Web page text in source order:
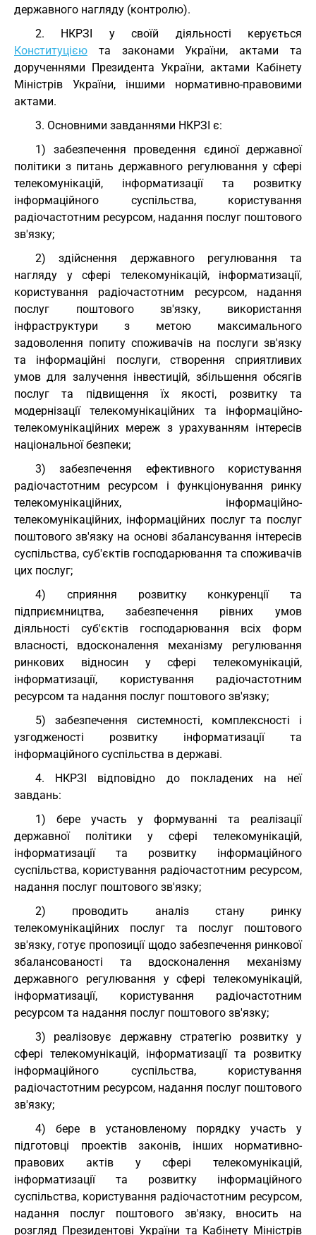
державного нагляду (контролю).
2. НКРЗІ у своїй діяльності керується
Конституцією та законами України, актами та
дорученнями Президента України, актами Кабінету
Міністрів України, іншими нормативно-правовими
актами.
3. Основними завданнями НКРЗІ є:
1) забезпечення проведення єдиної державної
політики з питань державного регулювання у сфері
телекомунікацій, інформатизації та розвитку
інформаційного суспільства, користування
радіочастотним ресурсом, надання послуг поштового
зв'язку;
2) здійснення державного регулювання та
нагляду у сфері телекомунікацій, інформатизації,
користування радіочастотним ресурсом, надання
послуг поштового зв'язку, використання
інфраструктури з метою максимального
задоволення попиту споживачів на послуги зв'язку
та інформаційні послуги, створення сприятливих
умов для залучення інвестицій, збільшення обсягів
послуг та підвищення їх якості, розвитку та
модернізації телекомунікаційних та інформаційно-
телекомунікаційних мереж з урахуванням інтересів
національної безпеки;
3) забезпечення ефективного користування
радіочастотним ресурсом і функціонування ринку
телекомунікаційних, інформаційно-
телекомунікаційних, інформаційних послуг та послуг
поштового зв'язку на основі збалансування інтересів
суспільства, суб'єктів господарювання та споживачів
цих послуг;
4) сприяння розвитку конкуренції та
підприємництва, забезпечення рівних умов
діяльності суб'єктів господарювання всіх форм
власності, вдосконалення механізму регулювання
ринкових відносин у сфері телекомунікацій,
інформатизації, користування радіочастотним
ресурсом та надання послуг поштового зв'язку;
5) забезпечення системності, комплексності і
узгодженості розвитку інформатизації та
інформаційного суспільства в державі.
4. НКРЗІ відповідно до покладених на неї
завдань:
1) бере участь у формуванні та реалізації
державної політики у сфері телекомунікацій,
інформатизації та розвитку інформаційного
суспільства, користування радіочастотним ресурсом,
надання послуг поштового зв'язку;
2) проводить аналіз стану ринку
телекомунікаційних послуг та послуг поштового
зв'язку, готує пропозиції щодо забезпечення ринкової
збалансованості та вдосконалення механізму
державного регулювання у сфері телекомунікацій,
інформатизації, користування радіочастотним
ресурсом та надання послуг поштового зв'язку;
3) реалізовує державну стратегію розвитку у
сфері телекомунікацій, інформатизації та розвитку
інформаційного суспільства, користування
радіочастотним ресурсом, надання послуг поштового
зв'язку;
4) бере в установленому порядку участь у
підготовці проектів законів, інших нормативно-
правових актів у сфері телекомунікацій,
інформатизації та розвитку інформаційного
суспільства, користування радіочастотним ресурсом,
надання послуг поштового зв'язку, вносить на
розгляд Президентові України та Кабінету Міністрів